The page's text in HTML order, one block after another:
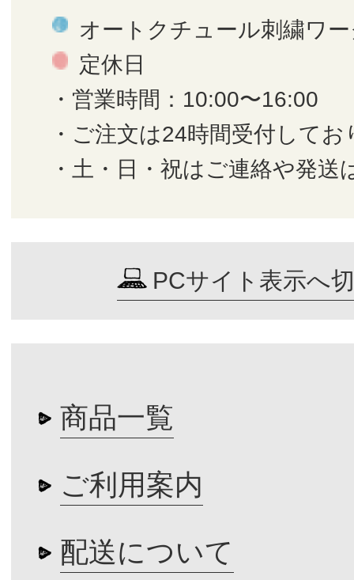
オートクチュール刺繍ワ
定休日
・営業時間：10:00〜16:00
・ご注文は24時間受付してお
・土・日・祝はご連絡や発送
PCサイト表示へ
商品一覧
ご利用案内
配送について